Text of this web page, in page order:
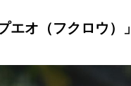
エオ（フクロウ）」